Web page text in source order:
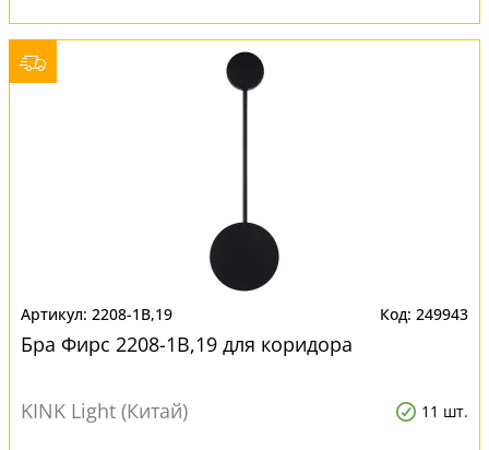
2208-1B,19 249943
Бра Фирс 2208-1B,19 для коридора
KINK Light (Китай) 11 шт.